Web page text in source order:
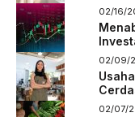
02/16/
02/09/
02/07/